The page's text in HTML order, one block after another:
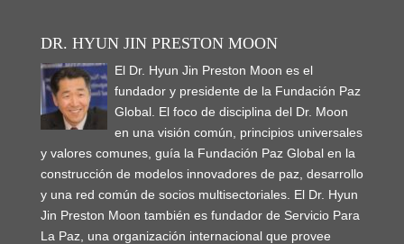
DR. HYUN JIN PRESTON MOON
El Dr. Hyun Jin Preston Moon es el
fundador y presidente de la Fundación Paz
Global. El foco de disciplina del Dr. Moon
en una visión común, principios universales
y valores comunes, guía la Fundación Paz Global en la
construcción de modelos innovadores de paz, desarrollo
y una red común de socios multisectoriales. El Dr. Hyun
Jin Preston Moon también es fundador de Servicio Para
La Paz, una organización internacional que provee